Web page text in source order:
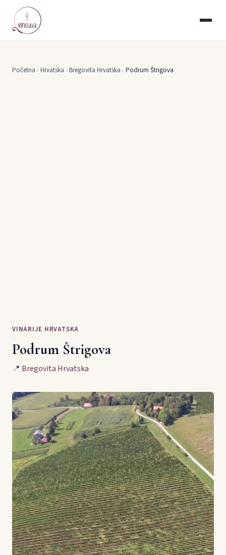
Početna › Hrvatska › Bregovita Hrvatska › Podrum Štrigova
VINARIJE HRVATSKA
Podrum Štrigova
📍 Bregovita Hrvatska